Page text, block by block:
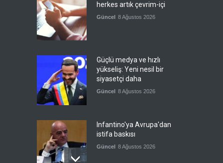
herkes artık çevrim-içi
Güncel 8 Ağustos 2026
Güçlü medya ve hızlı
yükseliş: Yeni nesil bir
siyasetçi daha
Güncel 8 Ağustos 2026
Infantino'ya Avrupa'dan
istifa baskısı
Güncel 8 Ağustos 2026